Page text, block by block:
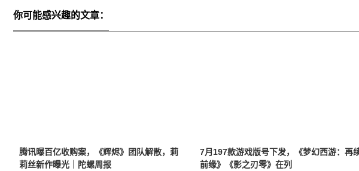
你可能感兴趣的文章：
腾讯曝百亿收购案，《辉烬》团队解散，莉
莉丝新作曝光｜陀螺周报
7月197款游戏版号下发，《梦幻西游：再
前缘》《影之刃零》在列